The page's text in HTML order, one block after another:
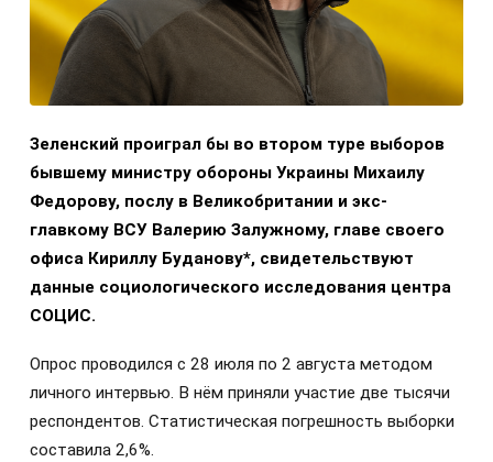
Зеленский проиграл бы во втором туре выборов
бывшему министру обороны Украины Михаилу
Федорову, послу в Великобритании и экс-
главкому ВСУ Валерию Залужному, главе своего
офиса Кириллу Буданову*, свидетельствуют
данные социологического исследования центра
СОЦИС.
Опрос проводился с 28 июля по 2 августа методом
личного интервью. В нём приняли участие две тысячи
респондентов. Статистическая погрешность выборки
составила 2,6%.